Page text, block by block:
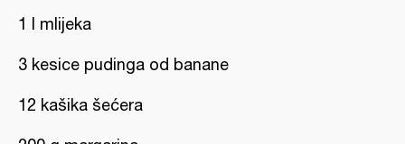
1 l mlijeka
3 kesice pudinga od banane
12 kašika šećera